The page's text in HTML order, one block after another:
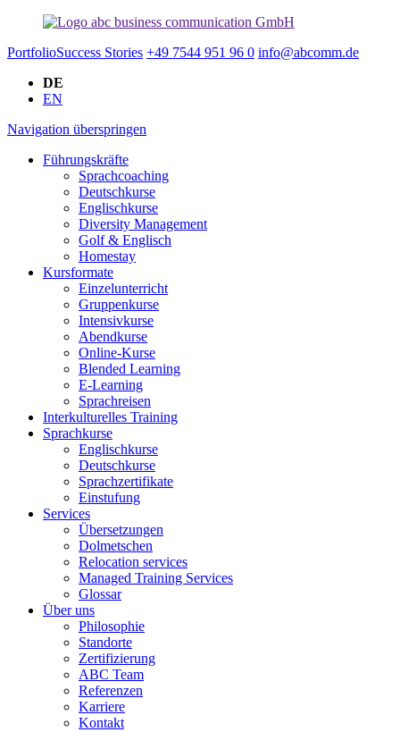
PortfolioSuccess Stories +49 7544 951 96 0 info@abcomm.de
DE
EN
Navigation überspringen
Führungskräfte
Sprachcoaching
Deutschkurse
Englischkurse
Diversity Management
Golf & Englisch
Homestay
Kursformate
Einzelunterricht
Gruppenkurse
Intensivkurse
Abendkurse
Online-Kurse
Blended Learning
E-Learning
Sprachreisen
Interkulturelles Training
Sprachkurse
Englischkurse
Deutschkurse
Sprachzertifikate
Einstufung
Services
Übersetzungen
Dolmetschen
Relocation services
Managed Training Services
Glossar
Über uns
Philosophie
Standorte
Zertifizierung
ABC Team
Referenzen
Karriere
Kontakt